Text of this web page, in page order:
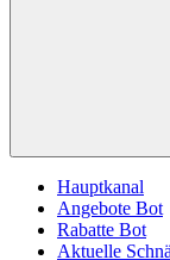
Hauptkanal
Angebote Bot
Rabatte Bot
Aktuelle